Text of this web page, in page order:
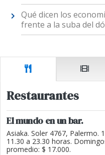
Qué dicen los
frente a la suba del
Restaurantes
El mundo en un bar.
Asiaka. Soler 4767, Palermo.
11.30 a 23.30 horas.
promedio: $ 17.000.